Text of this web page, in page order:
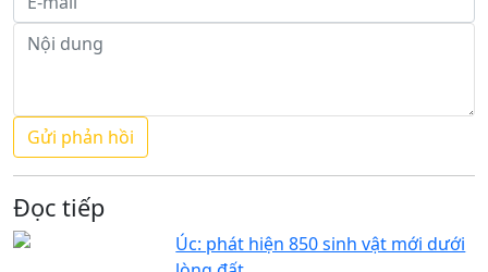
Đọc tiếp
Úc: phát hiện 850 sinh vật mới dưới